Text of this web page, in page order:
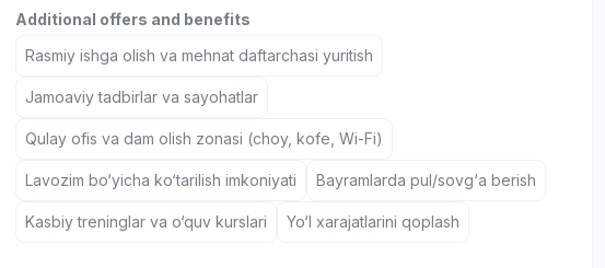
Additional offers and benefits
Rasmiy ishga olish va mehnat daftarchasi yuritish
Jamoaviy tadbirlar va sayohatlar
Qulay ofis va dam olish zonasi (choy, kofe, Wi-Fi)
Lavozim bo‘yicha ko‘tarilish imkoniyati Bayramlarda pul/sovg‘a berish
Kasbiy treninglar va o‘quv kurslari Yo‘l xarajatlarini qoplash